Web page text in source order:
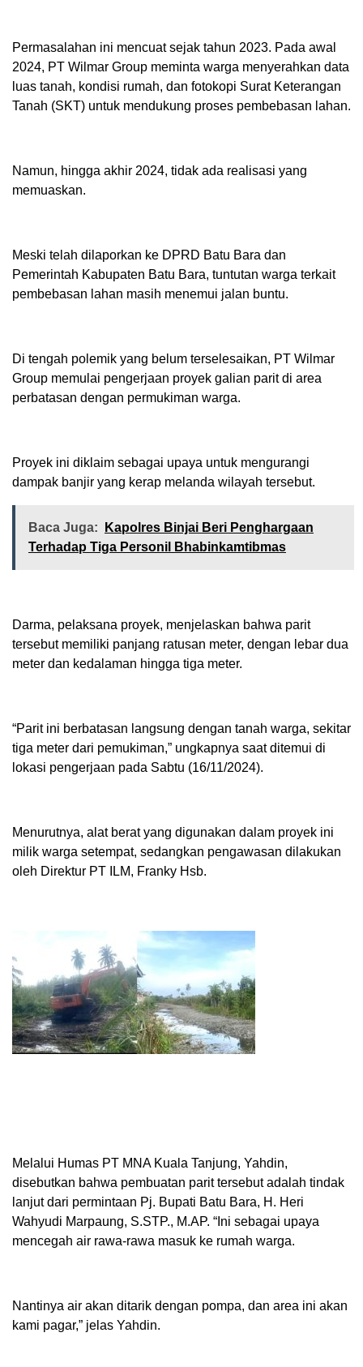
Permasalahan ini mencuat sejak tahun 2023. Pada awal
2024, PT Wilmar Group meminta warga menyerahkan data
luas tanah, kondisi rumah, dan fotokopi Surat Keterangan
Tanah (SKT) untuk mendukung proses pembebasan lahan.
Namun, hingga akhir 2024, tidak ada realisasi yang
memuaskan.
Meski telah dilaporkan ke DPRD Batu Bara dan
Pemerintah Kabupaten Batu Bara, tuntutan warga terkait
pembebasan lahan masih menemui jalan buntu.
Di tengah polemik yang belum terselesaikan, PT Wilmar
Group memulai pengerjaan proyek galian parit di area
perbatasan dengan permukiman warga.
Proyek ini diklaim sebagai upaya untuk mengurangi
dampak banjir yang kerap melanda wilayah tersebut.
Baca Juga:
Kapolres Binjai Beri Penghargaan
Terhadap Tiga Personil Bhabinkamtibmas
Darma, pelaksana proyek, menjelaskan bahwa parit
tersebut memiliki panjang ratusan meter, dengan lebar dua
meter dan kedalaman hingga tiga meter.
“Parit ini berbatasan langsung dengan tanah warga, sekitar
tiga meter dari pemukiman,” ungkapnya saat ditemui di
lokasi pengerjaan pada Sabtu (16/11/2024).
Menurutnya, alat berat yang digunakan dalam proyek ini
milik warga setempat, sedangkan pengawasan dilakukan
oleh Direktur PT ILM, Franky Hsb.
Melalui Humas PT MNA Kuala Tanjung, Yahdin,
disebutkan bahwa pembuatan parit tersebut adalah tindak
lanjut dari permintaan Pj. Bupati Batu Bara, H. Heri
Wahyudi Marpaung, S.STP., M.AP. “Ini sebagai upaya
mencegah air rawa-rawa masuk ke rumah warga.
Nantinya air akan ditarik dengan pompa, dan area ini akan
kami pagar,” jelas Yahdin.